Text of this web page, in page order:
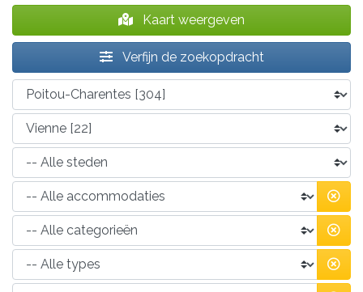
Kaart weergeven
Verfijn de zoekopdracht